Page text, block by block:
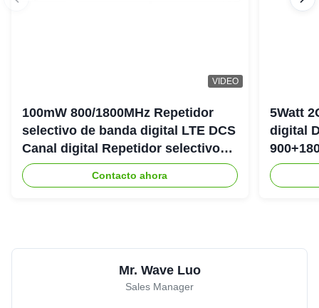
VIDEO
100mW 800/1800MHz Repetidor
selectivo de banda digital LTE DCS
Canal digital Repetidor selectivo
Bda Pico
Contacto ahora
5Watt
digital
DAS
Mr. Wave Luo
Sales Manager